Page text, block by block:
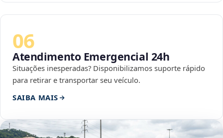
06
Atendimento Emergencial 24h
Situações inesperadas? Disponibilizamos suporte rápido
para retirar e transportar seu veículo.
SAIBA MAIS